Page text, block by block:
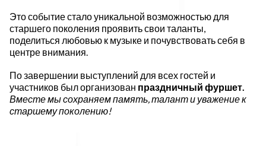
Это событие стало уникальной возможностью для
старшего поколения проявить свои таланты,
поделиться любовью к музыке и почувствовать себя в
центре внимания.
По завершении выступлений для всех гостей и
участников был организован праздничный фуршет.
Вместе мы сохраняем память, талант и уважение к
старшему поколению!